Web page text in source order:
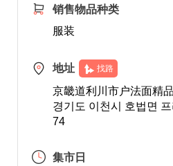
销售物品种类
服装
地址 找路
京畿道利川市户法面精
경기도 이천시 호법면
74
集市日